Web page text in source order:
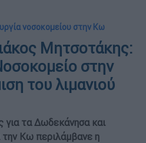
νοσοκομείου στην Κω
Μητσοτάκης:
στην
του λιμανιού
για τα Δωδεκάνησα και
την Κω περιλάμβανε η